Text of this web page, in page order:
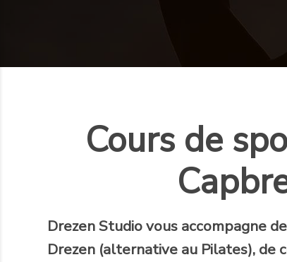
Cours de
Drezen Studiovous accompagne
Drezen (alternative au Pilates),